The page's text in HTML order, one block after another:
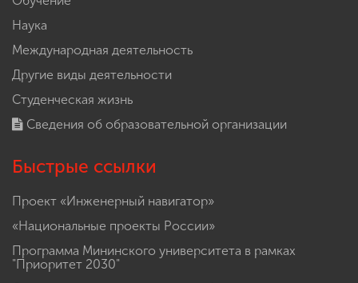
Наука
Международная деятельность
Другие виды деятельности
Студенческая жизнь
Сведения об образовательной организации
Быстрые ссылки
Проект «Инженерный навигатор»
«Национальные проекты России»
Программа Мининского университета в рамках
"Приоритет 2030"